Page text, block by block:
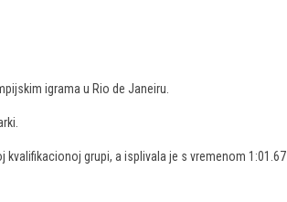
igrama u Rio de Janeiru.
kvalifikacionoj grupi, a isplivala je s vremenom 1:01.67